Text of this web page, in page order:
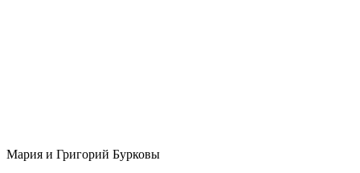
Мария и Григорий Бурковы